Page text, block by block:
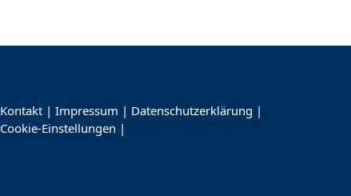
Kontakt |Impressum | Datenschutzerklärung |
Cookie-Einstellungen |